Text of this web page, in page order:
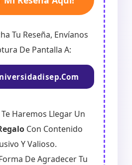
Tu Reseña, Envíanos
De Pantalla A:
Haremos Llegar Un
Con Contenido
Y Valioso.
De Agradecer Tu